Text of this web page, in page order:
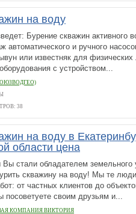
на воду
Бурение скважин активного
автоматического и ручного
или известняк для
с устройством...
38
на воду в
области цена
Вы стали обладателем земельного
скважину на воду! Мы те
от частных клиентов до
своим друзьям и...
КОМПАНИЯ ВИКТОРИЯ